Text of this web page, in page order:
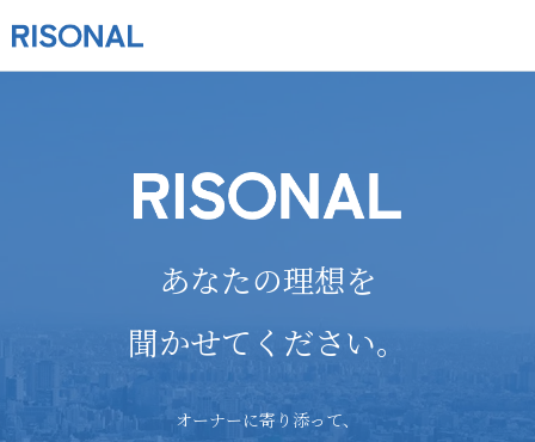
あなたの理想を
聞かせてください。
オーナーに寄り添って、